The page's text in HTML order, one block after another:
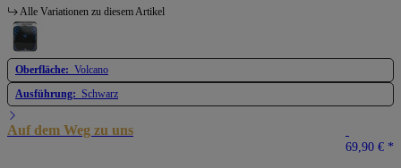
Alle Variationen zu diesem Artikel
Oberfläche: Volcano
Ausführung: Schwarz
Auf dem Weg zu uns
69,90 € *